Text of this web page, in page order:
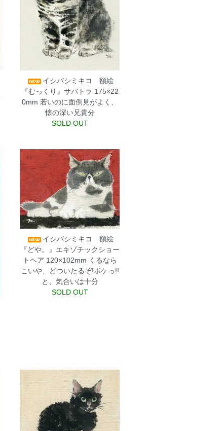
イシバシミキコ 額絵
『むっくり』サバトラ 175×22
0mm 若いのに面倒見がよく、
懐の深い兄貴分
SOLD OUT
イシバシミキコ 額絵
『どや。』エキゾチックショー
トヘア 120×102mm くるなら
こいや、どついたるぞ!ボケっ!!
と、気合いは十分
SOLD OUT